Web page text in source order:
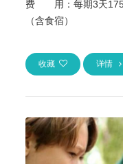
费 用：每期3天
（含食宿）
收藏 详情